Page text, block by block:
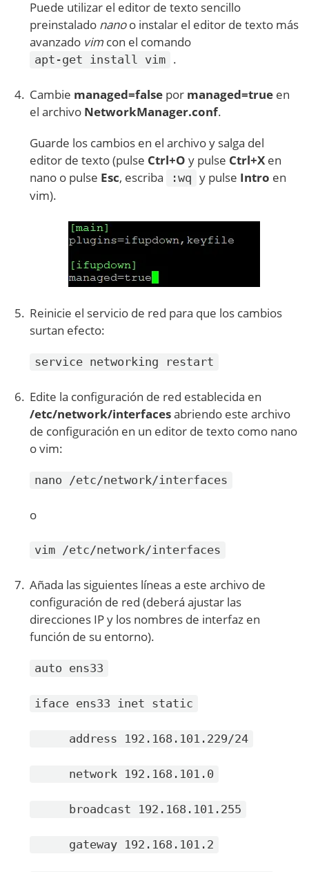
Puede utilizar el editor de texto sencillo
preinstalado nanoo instalar el editor de texto más
avanzado vim con el comando
apt-get install vim .
Cambie managed=false por managed=true en
el archivo NetworkManager.conf.
Guarde los cambios en el archivo y salga del
editor de texto (pulse Ctrl+O y pulse Ctrl+X en
nano o pulse Esc, escriba :wq y pulse Intro en
vim).
Reinicie el servicio de red para que los cambios
surtan efecto:
service networking restart
Edite la configuración de red establecida en
/etc/network/interfacesabriendo este archivo
de configuración en un editor de texto como nano
o vim:
nano /etc/network/interfaces
o
vim /etc/network/interfaces
Añada las siguientes líneas a este archivo de
configuración de red (deberá ajustar las
direcciones IP y los nombres de interfaz en
función de su entorno).
auto ens33
iface ens33 inet static
address 192.168.101.229/24
network 192.168.101.0
broadcast 192.168.101.255
gateway 192.168.101.2